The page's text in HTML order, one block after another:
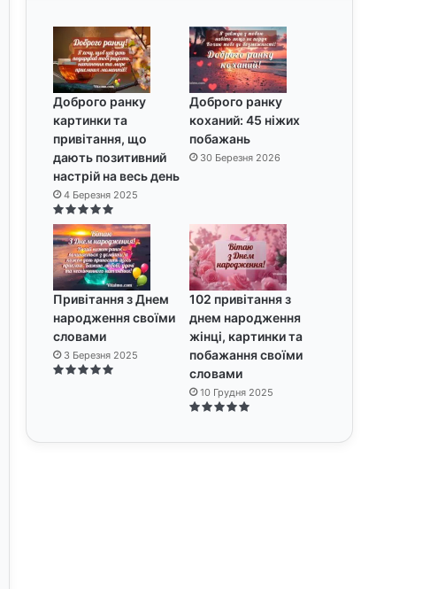
Доброго ранку
картинки та
привітання, що
дають позитивний
настрій на весь день
4 Березня 2025
Доброго ранку
коханий: 45 ніжих
побажань
30 Березня 2026
Привітання з Днем
народження своїми
словами
3 Березня 2025
102 привітання з
днем народження
жінці, картинки та
побажання своїми
словами
10 Грудня 2025